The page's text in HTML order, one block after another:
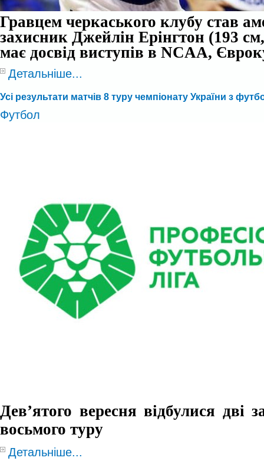
Гравцем черкаського клубу став
захисник Джейлін Ерінгтон (193
має досвід виступів в NCAA,
Детальніше...
Усі результати матчів 8 туру чемпіонату України з
Футбол
Дев’ятого вересня відбулися дві
восьмого туру
Детальніше...